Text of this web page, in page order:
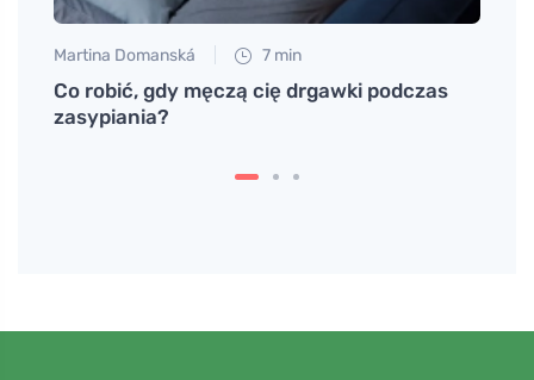
Martina Domanská 7 min
Co robić, gdy męczą cię drgawki podczas
zasypiania?